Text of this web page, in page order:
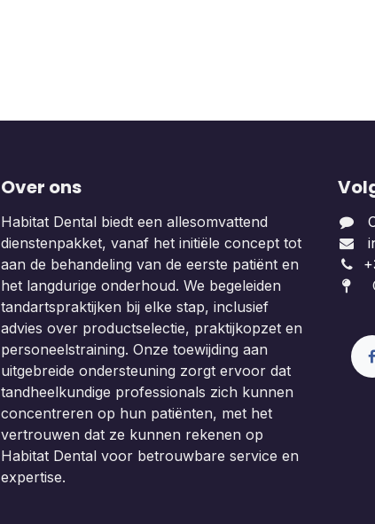
Over ons
Habitat Dental biedt een allesomvattend
dienstenpakket, vanaf het initiële concept tot
aan de behandeling van de eerste patiënt en
het langdurige onderhoud. We begeleiden
tandartspraktijken bij elke stap, inclusief
advies over productselectie, praktijkopzet en
personeelstraining. Onze toewijding aan
uitgebreide ondersteuning zorgt ervoor dat
tandheelkundige professionals zich kunnen
concentreren op hun patiënten, met het
vertrouwen dat ze kunnen rekenen op
Habitat Dental voor betrouwbare service en
expertise.